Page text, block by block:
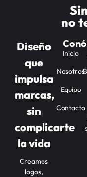
no
Diseño
que
impulsa
marcas,
sin
complicarte
la vida
Creamos
logos,
Inicio
Nosotros
Equipo
Contacto